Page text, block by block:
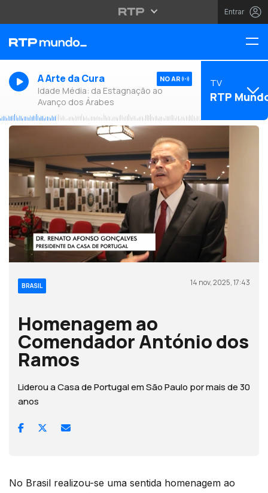
Entrar
A Arte da Cura
Idade Média: da Estagnação ao
Avanço dos Árabes
NO AR TV
RTP
BRASIL 14 nov, 2025, 17:43
Homenagem ao
Comendador António dos
Ramos
Liderou a Casa de Portugal em São Paulo por mais de 30
anos
No Brasil realizou-se uma sentida homenagem ao